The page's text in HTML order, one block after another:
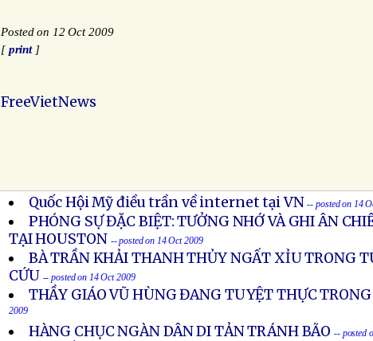
Posted on 12 Oct 2009
[print]
FreeVietNews
Quốc Hội Mỹ điều trần về internet tại VN -- posted on 14
PHÓNG SỰ ĐẶC BIỆT: TƯỞNG NHỚ VÀ GHI ÂN
TẠI HOUSTON -- posted on 14 Oct 2009
BÀ TRẦN KHẢI THANH THỦY NGẤT XỈU TRONG
CỨU -- posted on 14 Oct 2009
THẦY GIÁO VŨ HÙNG ĐANG TUYỆT THỰC
2009
HÀNG CHỤC NGÀN DÂN DI TẢN TRÁNH BÃO -- posted